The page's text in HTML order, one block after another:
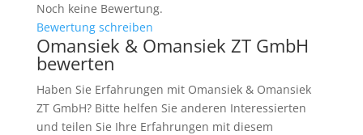
Noch keine Bewertung.
Bewertung schreiben
Omansiek & Omansiek ZT GmbH
bewerten
Haben Sie Erfahrungen mit Omansiek & Omansiek
ZT GmbH? Bitte helfen Sie anderen Interessierten
und teilen Sie Ihre Erfahrungen mit diesem